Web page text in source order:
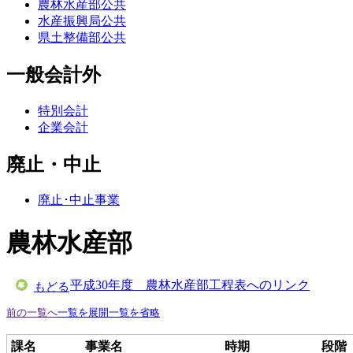
農林水産部公共
水産振興局公共
県土整備部公共
一般会計外
特別会計
企業会計
廃止・中止
廃止･中止事業
農林水産部
もどる平成30年度 農林水産部工程表へのリンク
前の一覧へ一覧を展開一覧を省略
課名 事業名 時期 段階